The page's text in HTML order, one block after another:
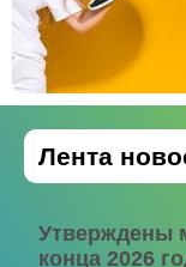
Лента
Утверждены
конца 2026